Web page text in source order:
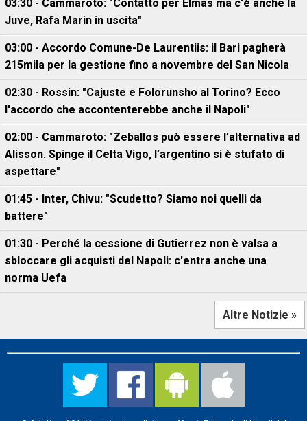
03:30 - Cammaroto: "Contatto per Elmas ma c'è anche la
Juve, Rafa Marin in uscita"
03:00 - Accordo Comune-De Laurentiis: il Bari pagherà
215mila per la gestione fino a novembre del San Nicola
02:30 - Rossin: "Cajuste e Folorunsho al Torino? Ecco
l'accordo che accontenterebbe anche il Napoli"
02:00 - Cammaroto: "Zeballos può essere l’alternativa ad
Alisson. Spinge il Celta Vigo, l’argentino si è stufato di
aspettare"
01:45 - Inter, Chivu: "Scudetto? Siamo noi quelli da
battere"
01:30 - Perché la cessione di Gutierrez non è valsa a
sbloccare gli acquisti del Napoli: c'entra anche una
norma Uefa
Altre Notizie »